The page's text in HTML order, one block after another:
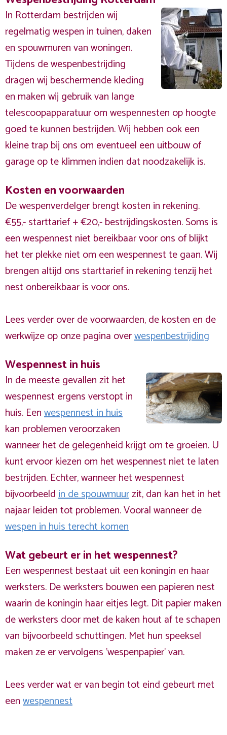
In Rotterdam bestrijden wij
regelmatig wespen in tuinen, daken
en spouwmuren van woningen.
Tijdens de wespenbestrijding
dragen wij beschermende kleding
en maken wij gebruik van lange
telescoopapparatuur om wespennesten op hoogte
goed te kunnen bestrijden. Wij hebben ook een
kleine trap bij ons om eventueel een uitbouw of
garage op te klimmen indien dat noodzakelijk is.
Kosten en voorwaarden
De wespenverdelger brengt kosten in rekening.
€55,- starttarief + €20,- bestrijdingskosten. Soms is
een wespennest niet bereikbaar voor ons of blijkt
het ter plekke niet om een wespennest te gaan. Wij
brengen altijd ons starttarief in rekening tenzij het
nest onbereikbaar is voor ons.
Lees verder over de voorwaarden, de kosten en de
werkwijze op onze pagina overwespenbestrijding
Wespennest in huis
In de meeste gevallen zit het
wespennest ergens verstopt in
huis. Eenwespennest in huis
kan problemen veroorzaken
wanneer het de gelegenheid krijgt om te groeien. U
kunt ervoor kiezen om het wespennest niet te laten
bestrijden. Echter, wanneer het wespennest
bijvoorbeeldin de spouwmuurzit, dan kan het in het
najaar leiden tot problemen. Vooral wanneer de
wespen in huis terecht komen
Wat gebeurt er in het wespennest?
Een wespennest bestaat uit een koningin en haar
werksters. De werksters bouwen een papieren nest
waarin de koningin haar eitjes legt. Dit papier maken
de werksters door met de kaken hout af te schapen
van bijvoorbeeld schuttingen. Met hun speeksel
maken ze er vervolgens 'wespenpapier' van.
Lees verder wat er van begin tot eind gebeurt met
eenwespennest